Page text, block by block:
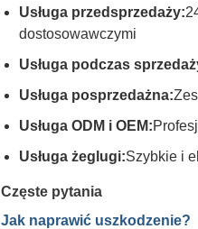
Usługa przedsprzedaży:
dostosowawczymi
Usługa podczas
Usługa posprzedażna:
Usługa ODM i OEM:
Usługa żeglugi:Szybkie i
Częste pytania
Jak naprawić uszkodzenie?